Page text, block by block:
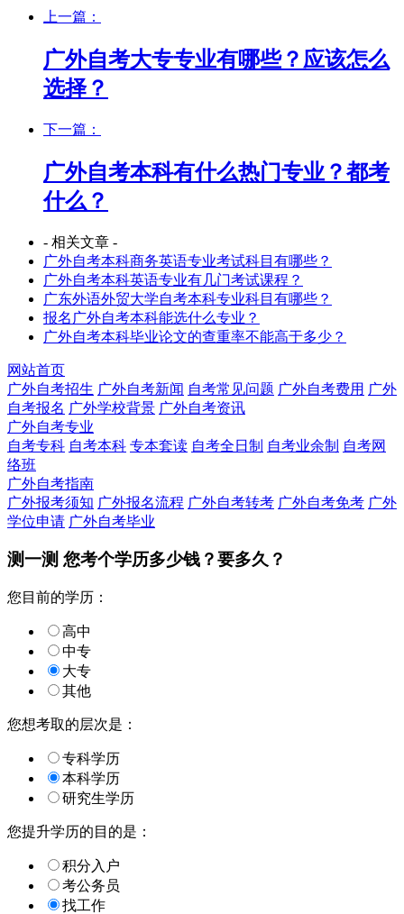
上一篇：
广外自考大专专业有哪些？应该怎么
选择？
下一篇：
广外自考本科有什么热门专业？都考
什么？
- 相关文章 -
广外自考本科商务英语专业考试科目有哪些？
广外自考本科英语专业有几门考试课程？
广东外语外贸大学自考本科专业科目有哪些？
报名广外自考本科能选什么专业？
广外自考本科毕业论文的查重率不能高于多少？
网站首页
广外自考招生 广外自考新闻 自考常见问题 广外自考费用 广外
自考报名 广外学校背景 广外自考资讯
广外自考专业
自考专科 自考本科 专本套读 自考全日制 自考业余制 自考网
络班
广外自考指南
广外报考须知 广外报名流程 广外自考转考 广外自考免考 广外
学位申请 广外自考毕业
测一测 您考个学历多少钱？要多久？
您目前的学历：
高中
中专
大专
其他
您想考取的层次是：
专科学历
本科学历
研究生学历
您提升学历的目的是：
积分入户
考公务员
找工作